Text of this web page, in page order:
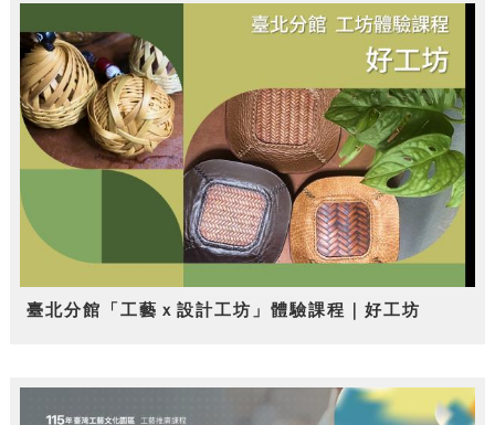
臺北分館「工藝ｘ設計工坊」體驗課程｜好工坊